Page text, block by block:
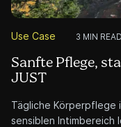
Use Case 3 MIN READ
Sanfte Pflege,
JUST
Tägliche Körperpflege
sensiblen Intimbereich